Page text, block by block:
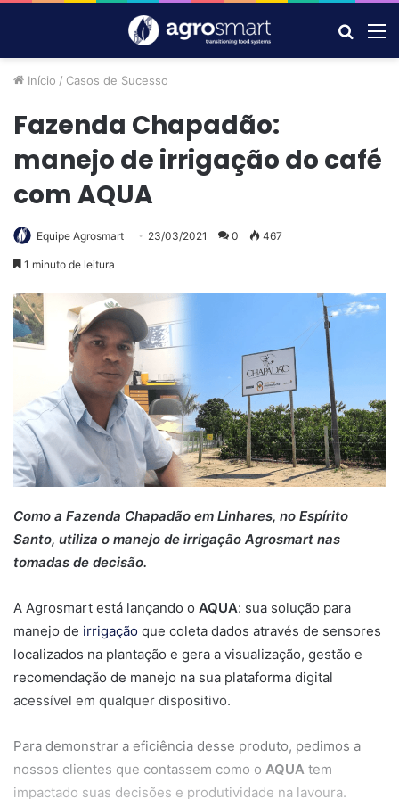
por
Início / Casos de Sucesso
Fazenda Chapadão:
manejo de irrigação do café
com AQUA
Equipe Agrosmart 23/03/2021 0 467
1 minuto de leitura
Como a Fazenda Chapadão em Linhares, no Espírito
Santo, utiliza o manejo de irrigação Agrosmart nas
tomadas de decisão.
A Agrosmart está lançando o AQUA: sua solução para
manejo de irrigação que coleta dados através de sensores
localizados na plantação e gera a visualização, gestão e
recomendação de manejo na sua plataforma digital
acessível em qualquer dispositivo.
Para demonstrar a eficiência desse produto, pedimos a
nossos clientes que contassem como o AQUA tem
impactado suas decisões e produtividade na lavoura.